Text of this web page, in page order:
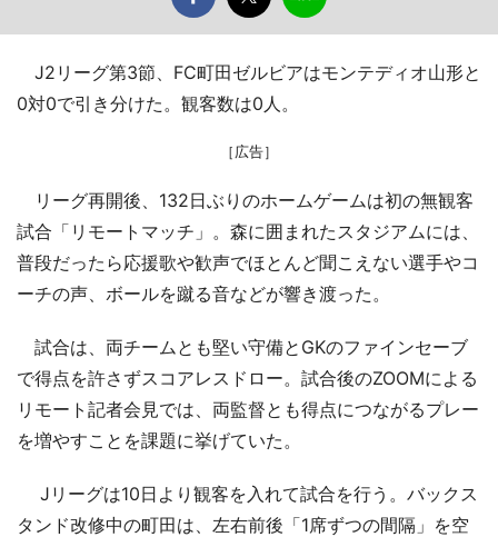
J2リーグ第3節、FC町田ゼルビアはモンテディオ山形と
0対0で引き分けた。観客数は0人。
［広告］
リーグ再開後、132日ぶりのホームゲームは初の無観客
試合「リモートマッチ」。森に囲まれたスタジアムには、
普段だったら応援歌や歓声でほとんど聞こえない選手やコ
ーチの声、ボールを蹴る音などが響き渡った。
試合は、両チームとも堅い守備とGKのファインセーブ
で得点を許さずスコアレスドロー。試合後のZOOMによる
リモート記者会見では、両監督とも得点につながるプレー
を増やすことを課題に挙げていた。
Jリーグは10日より観客を入れて試合を行う。バックス
タンド改修中の町田は、左右前後「1席ずつの間隔」を空